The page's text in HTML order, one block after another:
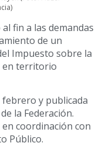
fin a las demandas
de un
Impuesto sobre la
en territorio
febrero y publicada
la Federación.
coordinación con
Público.